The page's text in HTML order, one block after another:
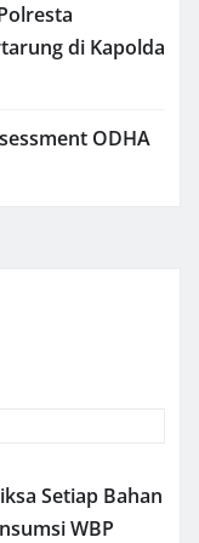
di Kapolda
ODHA
Setiap Bahan
WBP